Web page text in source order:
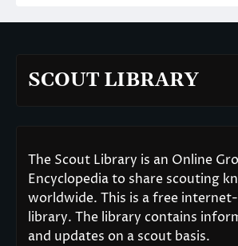
SCOUT LIBRARY
The Scout Library is an Online
Encyclopedia to share scouting
worldwide. This is a free
library. The library contains
and updates on a scout basis.